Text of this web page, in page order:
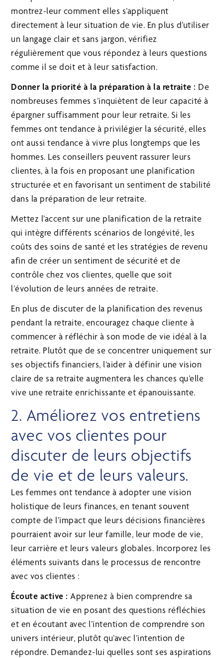
montrez-leur comment elles s’appliquent
directement à leur situation de vie. En plus d’utiliser
un langage clair et sans jargon, vérifiez
régulièrement que vous répondez à leurs questions
comme il se doit et à leur satisfaction.
Donner la priorité à la préparation à la retraite : De
nombreuses femmes s’inquiètent de leur capacité à
épargner suffisamment pour leur retraite. Si les
femmes ont tendance à privilégier la sécurité, elles
ont aussi tendance à vivre plus longtemps que les
hommes. Les conseillers peuvent rassurer leurs
clientes, à la fois en proposant une planification
structurée et en favorisant un sentiment de stabilité
dans la préparation de leur retraite.
Mettez l’accent sur une planification de la retraite
qui intègre différents scénarios de longévité, les
coûts des soins de santé et les stratégies de revenu
afin de créer un sentiment de sécurité et de
contrôle chez vos clientes, quelle que soit
l’évolution de leurs années de retraite.
En plus de discuter de la planification des revenus
pendant la retraite, encouragez chaque cliente à
commencer à réfléchir à son mode de vie idéal à la
retraite. Plutôt que de se concentrer uniquement sur
ses objectifs financiers, l’aider à définir une vision
claire de sa retraite augmentera les chances qu’elle
vive une retraite enrichissante et épanouissante.
2. Améliorez vos entretiens
avec vos clientes pour
discuter de leurs objectifs
de vie et de leurs valeurs.
Les femmes ont tendance à adopter une vision
holistique de leurs finances, en tenant souvent
compte de l’impact que leurs décisions financières
pourraient avoir sur leur famille, leur mode de vie,
leur carrière et leurs valeurs globales. Incorporez les
éléments suivants dans le processus de rencontre
avec vos clientes :
Écoute active : Apprenez à bien comprendre sa
situation de vie en posant des questions réfléchies
et en écoutant avec l’intention de comprendre son
univers intérieur, plutôt qu’avec l’intention de
répondre. Demandez-lui quelles sont ses aspirations